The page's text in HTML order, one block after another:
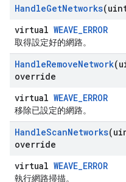
HandleGetNetworks
virtual WEAVE_ERROR
取得設定好的網路。
HandleRemoveNetwork
override
virtual WEAVE_ERROR
移除已設定的網路。
HandleScanNetworks
override
virtual WEAVE_ERROR
執行網路掃描。